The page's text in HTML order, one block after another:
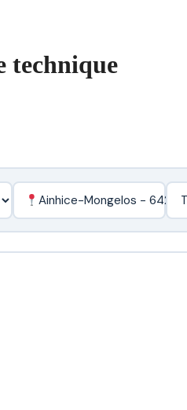
technique
Ainhice-Mongelos - 64220